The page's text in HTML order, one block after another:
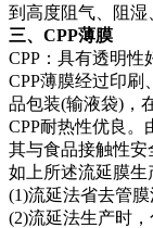
到高度阻气、阻湿
三、CPP薄膜
CPP：具有透明性
CPP薄膜经过印
品包装(输液袋)，
CPP耐热性优良
其与食品接触性安
如上所述流延膜生
(1)流延法省去管
(2)流延法生产时